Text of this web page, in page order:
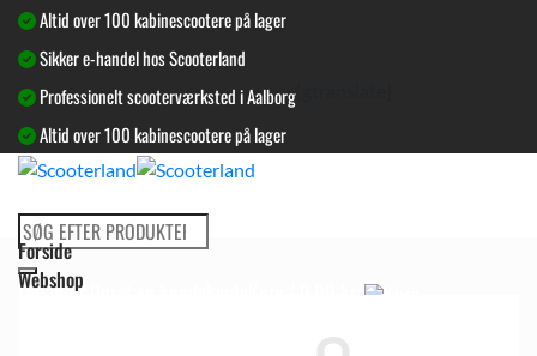
Fortsæt
indhold
Altid over 100 kabinescootere på lager
Sikker e-handel hos Scooterland
Professionelt scooterværksted i Aalborg
Altid over 100 kabinescootere på lager
Søg
efter:
Log ind / Opret en kundekonto
Forside
Webshop